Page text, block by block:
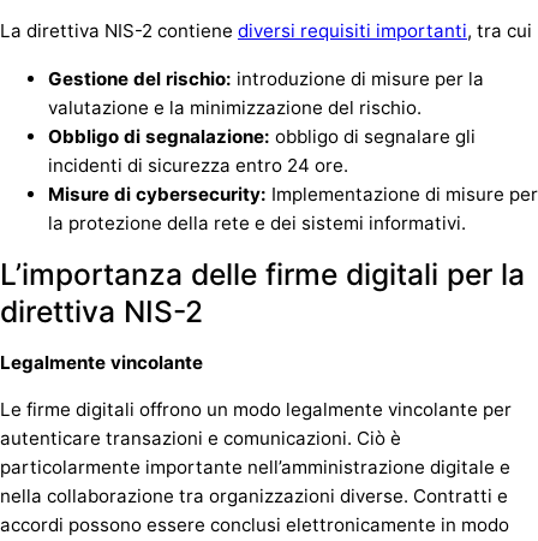
La direttiva NIS-2 contiene diversi requisiti importanti, tra cui
Gestione del rischio: introduzione di misure per la
valutazione e la minimizzazione del rischio.
Obbligo di segnalazione: obbligo di segnalare gli
incidenti di sicurezza entro 24 ore.
Misure di cybersecurity: Implementazione di misure per
la protezione della rete e dei sistemi informativi.
L’importanza delle firme digitali per la
direttiva NIS-2
Legalmente vincolante
Le firme digitali offrono un modo legalmente vincolante per
autenticare transazioni e comunicazioni. Ciò è
particolarmente importante nell’amministrazione digitale e
nella collaborazione tra organizzazioni diverse. Contratti e
accordi possono essere conclusi elettronicamente in modo